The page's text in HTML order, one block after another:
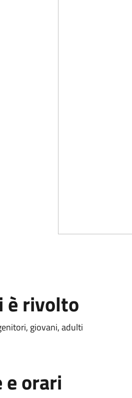
è rivolto
giovani, adulti
e orari